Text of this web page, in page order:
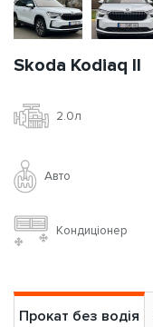
Skoda Kodiaq II
2.0л
Авто
Кондиціонер
Прокат без водія